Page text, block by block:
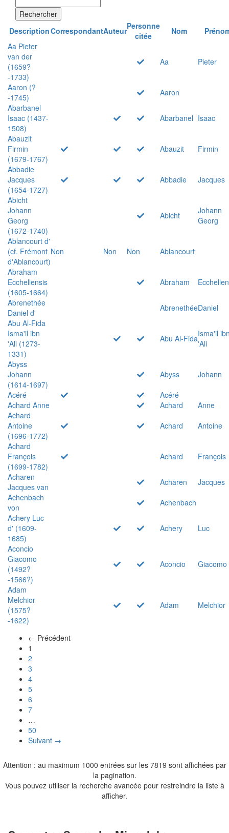
Rechercher
DescriptionCorrespondantAuteurPersonne
citée
Nom
Aa Pieter
van der
(1659?
-1733)
Aa Pieter
Aaron (?
-1745)
Aaron
Abarbanel
Isaac (1437-
1508)
Abarbanel Isaac
Abauzit
Firmin
(1679-1767)
Abauzit
Firmin
Abbadie
Jacques
(1654-1727)
Abbadie
Jacques
Abicht
Johann
Georg
(1672-1740)
Abicht
Johann
Georg
Ablancourt d'
(cf. Frémont
d'Ablancourt)
Non Non Non
Ablancourt
Abraham
Ecchellensis
(1605-1664)
Abraham
Abrenethée
Daniel d'
AbrenethéeDaniel
Abu Al-Fida
Isma'il ibn
'Ali (1273-
1331)
Abu Al-FidaIsma'il
'Ali
Abyss
Johann
(1614-1697)
Abyss
Johann
Acéré
Acéré
Achard Anne
Achard
Anne
Achard
Antoine
(1696-1772)
Achard
Antoine
Achard
François
(1699-1782)
Achard
François
Acharen
Jacques van
Acharen
Jacques
Achenbach
von
Achenbach
Achery Luc
d' (1609-
1685)
Achery
Luc
Aconcio
Giacomo
(1492?
-1566?)
Aconcio Giacomo
Adam
Melchior
(1575?
-1622)
Adam Melchior
← Précédent
1
2
3
4
5
6
7
…
50
Suivant →
Attention : au maximum 1000 entrées sur les 7819 sont affichées par
la pagination.
Vous pouvez utiliser la recherche avancée pour restreindre la liste à
afficher.